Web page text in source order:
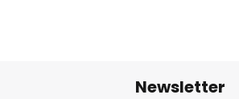
Newsletter